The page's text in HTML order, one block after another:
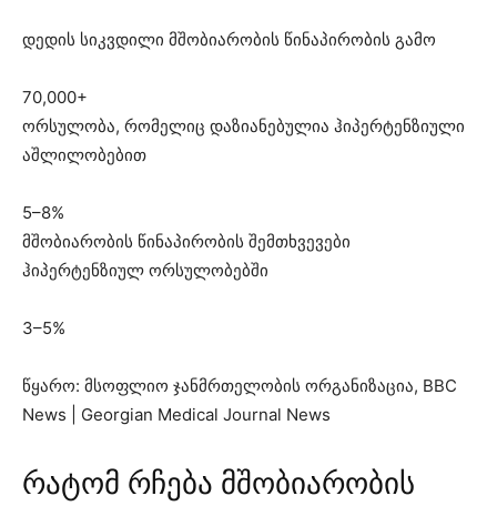
დედის სიკვდილი მშობიარობის წინაპირობის გამო
70,000+
ორსულობა, რომელიც დაზიანებულია ჰიპერტენზიული
აშლილობებით
5–8%
მშობიარობის წინაპირობის შემთხვევები
ჰიპერტენზიულ ორსულობებში
3–5%
წყარო: მსოფლიო ჯანმრთელობის ორგანიზაცია, BBC
News | Georgian Medical Journal News
რატომ რჩება მშობიარობის